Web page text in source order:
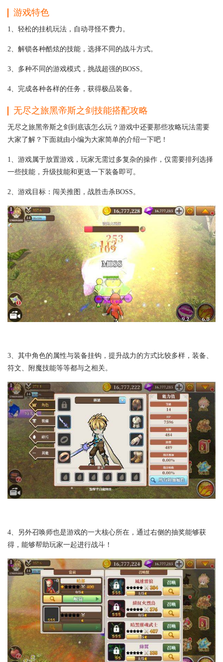
游戏特色
1、轻松的挂机玩法，自动寻怪不费力。
2、解锁各种酷炫的技能，选择不同的战斗方式。
3、多种不同的游戏模式，挑战超强的BOSS。
4、完成各种各样的任务，获得极品装备。
无尽之旅黑帝斯之剑技能搭配攻略
无尽之旅黑帝斯之剑到底该怎么玩？游戏中还要那些攻略玩法需要
大家了解？下面就由小编为大家简单的介绍一下吧！
1、游戏属于放置游戏，玩家无需过多复杂的操作，仅需要排列选择
一些技能，升级技能和更迭一下装备即可。
2、游戏目标：闯关推图，战胜击杀BOSS。
3、其中角色的属性与装备挂钩，提升战力的方式比较多样，装备、
符文、附魔技能等等都与之相关。
4、另外召唤师也是游戏的一大核心所在，通过右侧的抽奖能够获
得，能够帮助玩家一起进行战斗！